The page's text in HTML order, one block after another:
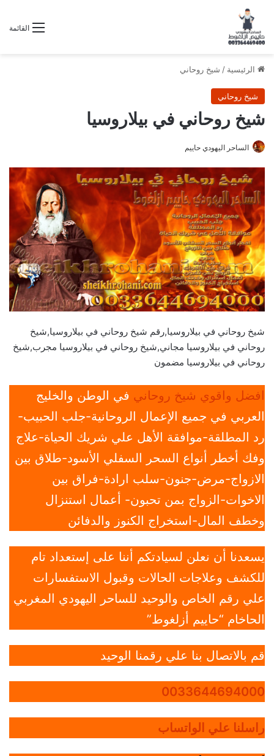
القائمة
الرئيسية / شيخ روحاني
شيخ روحاني
شيخ روحاني في بيلاروسيا
الساحر اليهودي حاييم
شيخ روحاني في بيلاروسيا,رقم شيخ روحاني في بيلاروسيا,شيخ
روحاني في بيلاروسيا مجاني,شيخ روحاني في بيلاروسيا مجرب,شيخ
روحاني في بيلاروسيا مضمون
افضل واقوي شيخ روحاني في الوطن والخليج
العربي في جميع الإعمال الروحانية-جلب الحبيب-
رد المطلقة-موافقة الأهل علي شريك الحياة-علاج
وفك أخطر أنواع السحر السفلي الأسود-طلاق بين
الازواج-مرض-جنون-سلب ارادة-فراق بين
الاخوات-الزواج بمن تحبون- أعمال استنزال
وخطف المال-استخراج الكنوز والدفائن
يسعدنا أن نعلن لسيادتكم أننا على إستعداد تام
للكشف وعلاجات الحالات وقبول الاستفسارات
علي رقم الخاص والوحيد للساحر اليهودي المغربي
الحاخام “حاييم أزلغوط”
قم بالاتصال بنا علي رقمنا الوحيد
0033644694000
راسلنا علي الواتساب